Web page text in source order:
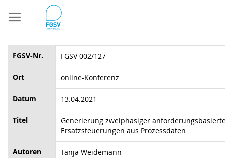
zum
Inhalt
FGSV-Nr. FGSV 002/127
Ort online-Konferenz
Datum 13.04.2021
Titel
Generierung zweiphasiger
Ersatzsteuerungen aus Prozessdaten
Autoren Tanja Weidemann